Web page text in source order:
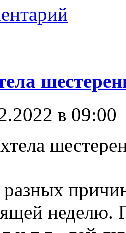
в 09:00
разных
неделю.